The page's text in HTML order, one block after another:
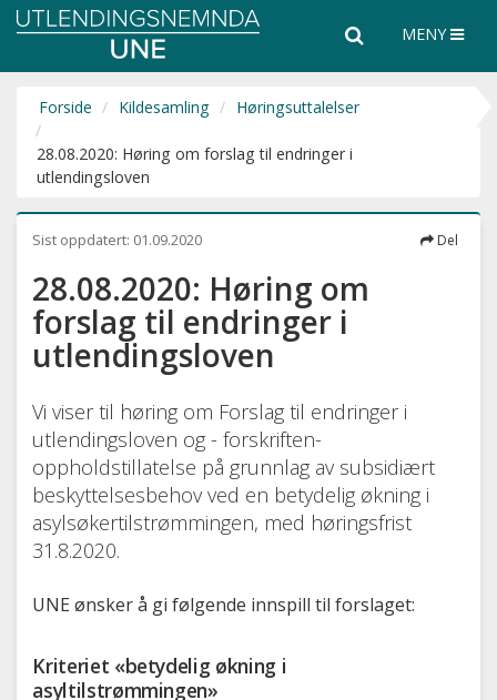
Utlendingsnemnda
hele
nettsiden
Søk MENY
Forside Kildesamling Høringsuttalelser
28.08.2020: Høring om forslag til endringer i
utlendingsloven
Sist oppdatert: 01.09.2020 Del
28.08.2020: Høring om
forslag til endringer i
utlendingsloven
Vi viser til høring om Forslag til endringer i
utlendingsloven og - forskriften-
oppholdstillatelse på grunnlag av subsidiært
beskyttelsesbehov ved en betydelig økning i
asylsøkertilstrømmingen, med høringsfrist
31.8.2020.
UNE ønsker å gi følgende innspill til forslaget:
Kriteriet «betydelig økning i
asyltilstrømmingen»